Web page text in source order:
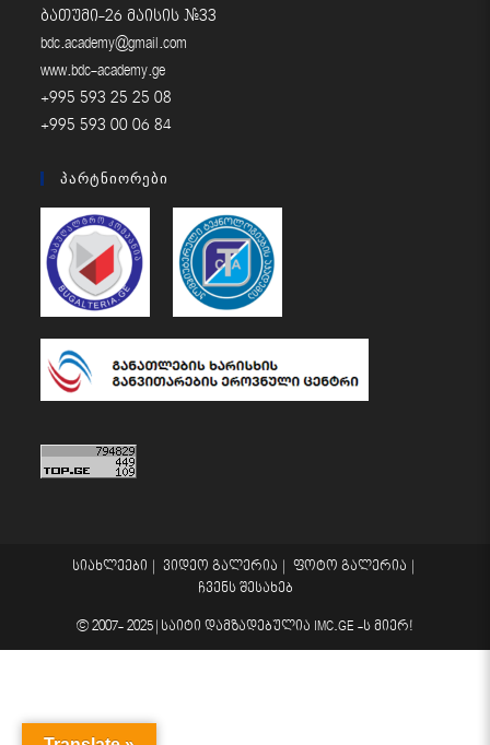
ბათუმი-26 მაისის #33
bdc.academy@gmail.com
www.bdc-academy.ge
+995 593 25 25 08
+995 593 00 06 84
Პარტნიორები
სიახლეები ვიდეო გალერია
ფოტო გალერია
ჩვენს შესახებ
© 2007- 2025 | საიტი დამზადებულია IMC.GE -ს მიერ!